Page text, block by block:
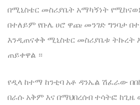
በሚኒስቴር መስሪያቤት አማካኝነት
በተለይም የቡሌ ሀሮ ዋጩ መንገድ ግንባታ
እንዲጠናቀቅ ሚኒስቴር መስሪያቤቱ ትኩረት
ጠይቀዋል ።
የዲላ ከተማ ከንቲባ አቶ ዳንኤል ሽፈራው
በራሱ አቅም እና በማህበረሰብ ተሳትፎ